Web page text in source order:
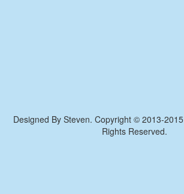
Designed By Steven. Copyright © 2013-2015
Rights Reserved.